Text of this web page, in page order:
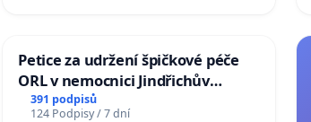
Petice za udržení špičkové péče
ORL v nemocnici Jindřichův
Hradec
391 podpisů
124 Podpisy / 7 dní